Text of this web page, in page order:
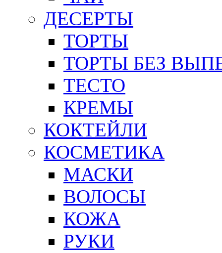
ДЕСЕРТЫ
ТОРТЫ
ТОРТЫ БЕЗ
ТЕСТО
КРЕМЫ
КОКТЕЙЛИ
КОСМЕТИКА
МАСКИ
ВОЛОСЫ
КОЖА
РУКИ